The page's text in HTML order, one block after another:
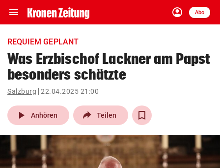
menu Navigation
ein-/ausklappen
account_circle
Anmelden
Abo
close Schließen
account_circle Anmelden
pin_drop
Wien arrow_right
bookmark
Suchbegriff
REQUIEM GEPLANT
Was Erzbischof Lackner am Papst
besonders schätzte
Salzburg 22.04.2025 21:00
play_arrow Anhören Teilen